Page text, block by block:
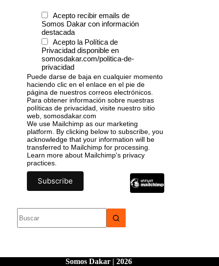
Acepto recibir emails de
Somos Dakar con información
destacada
Acepto la Política de
Privacidad disponible en
somosdakar.com/politica-de-
privacidad
Puede darse de baja en cualquier momento
haciendo clic en el enlace en el pie de
página de nuestros correos electrónicos.
Para obtener información sobre nuestras
políticas de privacidad, visite nuestro sitio
web, somosdakar.com
We use Mailchimp as our marketing
platform. By clicking below to subscribe, you
acknowledge that your information will be
transferred to Mailchimp for processing.
Learn more about Mailchimp's privacy
practices.
Somos Dakar | 2026